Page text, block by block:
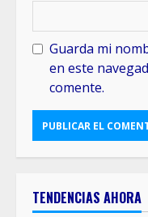
Guarda mi
en este
comente.
TENDENCIAS AHORA